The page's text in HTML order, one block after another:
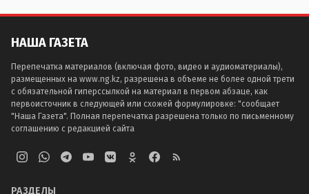
НАША ГАЗЕТА
Перепечатка материалов (включая фото, видео и аудиоматериалы),
размещенных на www.ng.kz, разрешена в объеме не более одной трети
с обязательной гиперссылкой на материал в первом абзаце, как
первоисточник в следующей или схожей формулировке: "сообщает
"Наша Газета". Полная перепечатка разрешена только по письменному
соглашению с редакцией сайта
РАЗДЕЛЫ